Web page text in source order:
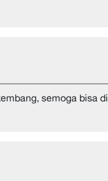
semoga bisa di